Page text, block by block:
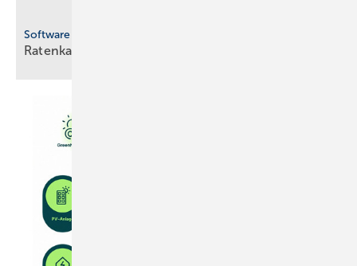
Software
Ratenkauf in Angebotssoftware